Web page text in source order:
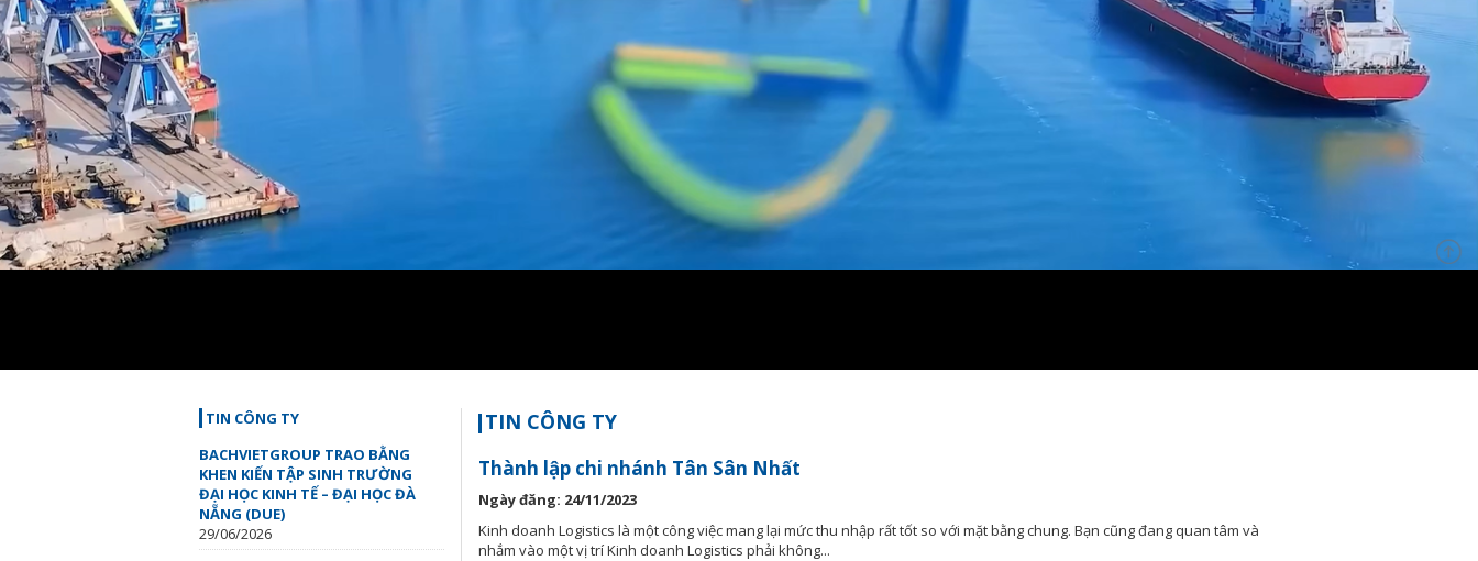
44.67%
TIN CÔNG TY
BACHVIETGROUP TRAO BẰNG
KHEN KIẾN TẬP SINH TRƯỜNG
ĐẠI HỌC KINH TẾ – ĐẠI HỌC ĐÀ
NẴNG (DUE)
29/06/2026
TIN CÔNG TY
Thành lập chi nhánh Tân Sân Nhất
Ngày đăng: 24/11/2023
Kinh doanh Logistics là một công việc mang lại mức thu nhập rất tốt so với mặt bằng chung. Bạn cũng đang quan tâm và
nhắm vào một vị trí Kinh doanh Logistics phải không...